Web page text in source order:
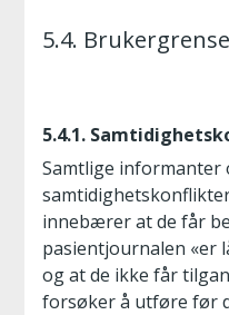
5.4.
5.4.1.
Samtlige informanter
innebærer at de får
pasientjournalen «er
og at de ikke får
forsøker å utføre før